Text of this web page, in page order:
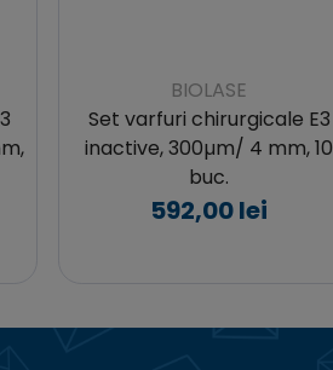
BIOLASE
Set varfuri chirurgicale E3
inactive, 300µm/ 4 mm, 10
buc.
592,00 lei